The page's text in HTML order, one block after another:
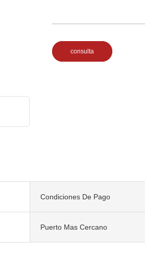
consulta
Condiciones De Pago
Puerto Mas Cercano